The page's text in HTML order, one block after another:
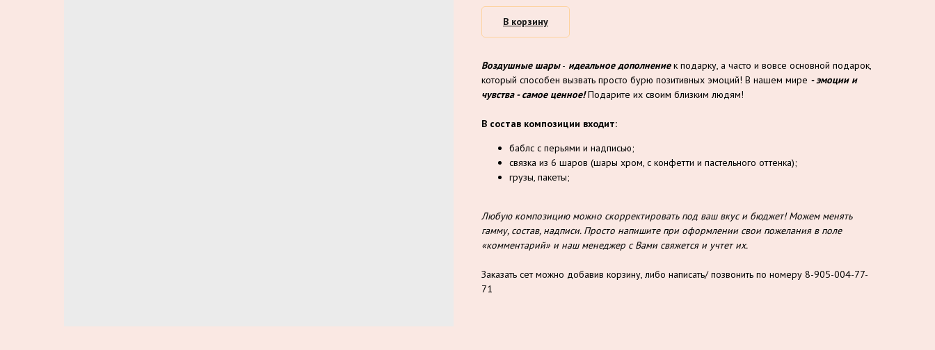
В корзину
Воздушные шары- идеальное дополнениек подарку, а часто и вовсе основной подарок,
который способен вызвать просто бурю позитивных эмоций! В нашем мире - эмоции и
чувства - самое ценное!Подарите их своим близким людям!
В состав композиции входит:
баблс с перьями и надписью;
связка из 6 шаров (шары хром, с конфетти и пастельного оттенка);
грузы, пакеты;
Любую композицию можно скорректировать под ваш вкус и бюджет! Можем менять
гамму, состав, надписи. Просто напишите при оформлении свои пожелания в поле
«комментарий» и наш менеджер с Вами свяжется и учтет их.
Заказать сет можно добавив корзину, либо написать/ позвонить по номеру 8-905-004-77-
71